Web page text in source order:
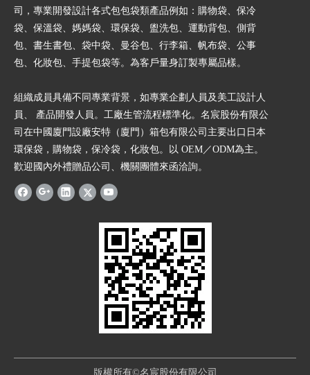
司，專業開發設計各式包包袋類產品例如：購物袋、保冷
袋、保溫袋、媽媽袋、環保袋、盥洗包、運動背包、側背
包、書生書包、袋中袋、曼谷包、行李箱、帆布袋、公事
包、化妝包、手提包袋等。為客戶量身訂製專屬品樣。
組織成員具備不同專業背景，如專業企劃人員及美工設計人
員、 產品開發人員。工廠生管流程標準化。名宸股份有限公
司在中國廈門設廠安特（廈門）箱包有限公司主要出口日本
環保袋，購物袋，保冷袋，化妝包。以 OEM／ODM為主。
歡迎國內外禮贈品公司、機關團體來函洽詢。
版權所有©名宸股份有限公司